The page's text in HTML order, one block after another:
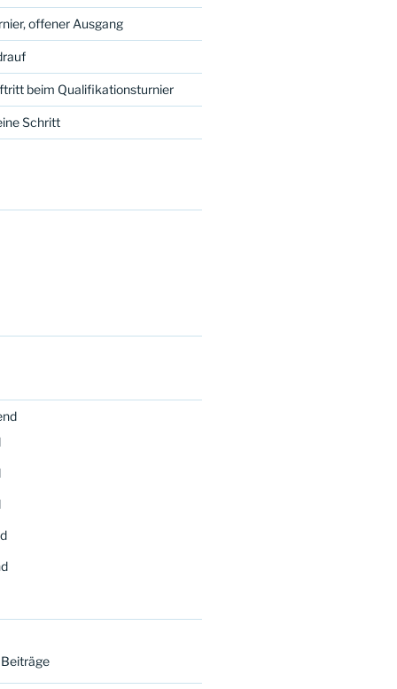
offener Ausgang
beim Qualifikationsturnier
Schritt